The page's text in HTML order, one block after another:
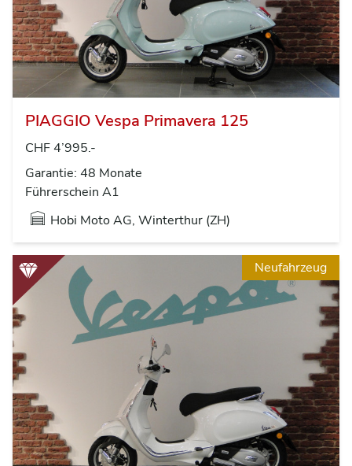
PIAGGIO Vespa Primavera 125
CHF 4’995.-
Garantie: 48 Monate
Führerschein A1
Hobi Moto AG, Winterthur (ZH)
Neufahrzeug